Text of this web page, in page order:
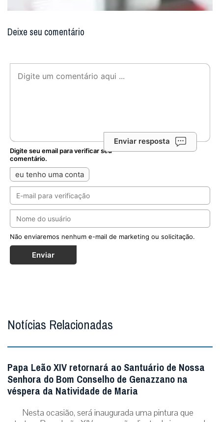
Deixe seu comentário
Enviar resposta
Digite seu email para verificar seu
comentário.
eu tenho uma conta
Não enviaremos nenhum e-mail de marketing ou solicitação.
Enviar
Notícias Relacionadas
Papa Leão XIV retornará ao Santuário de Nossa
Senhora do Bom Conselho de Genazzano na
véspera da Natividade de Maria
Nesta ocasião, será inaugurada uma pintura que